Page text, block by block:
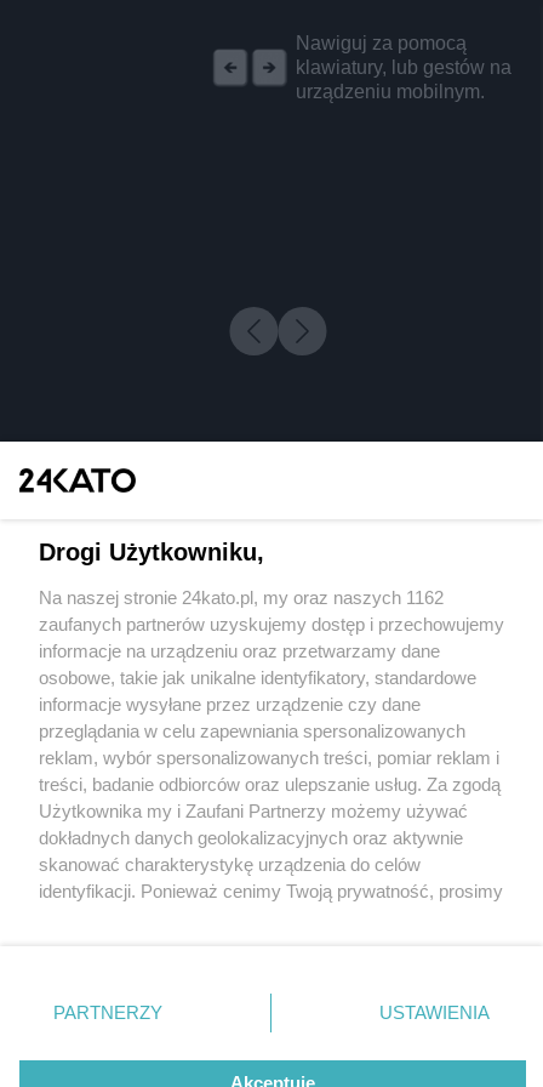
Nawiguj za pomocą
klawiatury, lub gestów na
urządzeniu mobilnym.
1 / 0
Wydawca mediów lokalnych
Nie zapomnij
zapoznać się z:
polityką prywatności regulamin korzystania z portali
Twojemiasto
Piekary Śląskie
Chorzów
Tarnowskie Góry
Gliwice
Skontakuj sięz nami
Kontakt
Wydawca
Redakcja
Drogi Użytkowniku,
Na naszej stronie 24kato.pl, my oraz naszych 1162
zaufanych partnerów uzyskujemy dostęp i przechowujemy
informacje na urządzeniu oraz przetwarzamy dane
osobowe, takie jak unikalne identyfikatory, standardowe
informacje wysyłane przez urządzenie czy dane
przeglądania w celu zapewniania spersonalizowanych
reklam, wybór spersonalizowanych treści, pomiar reklam i
treści, badanie odbiorców oraz ulepszanie usług. Za zgodą
Użytkownika my i Zaufani Partnerzy możemy używać
dokładnych danych geolokalizacyjnych oraz aktywnie
skanować charakterystykę urządzenia do celów
identyfikacji. Ponieważ cenimy Twoją prywatność, prosimy
prywatności znajdujący się w lewym dolnym rogu strony
. Niektóre rodzaje przetwarzania danych nie wymagają
zgody użytkownika, ale masz prawo sprzeciwić się
takiemu przetwarzaniu. Preferencje będą miały
PARTNERZY USTAWIENIA
Akceptuję